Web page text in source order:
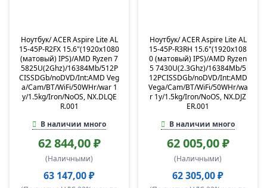
Ноутбук/ ACER Aspire Lite AL
15-45P-R2FX 15.6"(1920x1080
(матовый) IPS)/AMD Ryzen 7
5825U(2Ghz)/16384Mb/512P
CISSDGb/noDVD/Int:AMD Veg
a/Cam/BT/WiFi/50WHr/war 1
y/1.5kg/Iron/NoOS, NX.DLQE
R.001
В наличии много
62 844,00 ₽
(Наличными)
63 147,00 ₽
Ноутбук/ ACER Aspire Lite AL
15-45P-R3RH 15.6"(1920x108
0 (матовый) IPS)/AMD Ryzen
5 7430U(2.3Ghz)/16384Mb/5
12PCISSDGb/noDVD/Int:AMD
Vega/Cam/BT/WiFi/50WHr/wa
r 1y/1.5kg/Iron/NoOS, NX.DJZ
ER.001
В наличии много
62 005,00 ₽
(Наличными)
62 305,00 ₽